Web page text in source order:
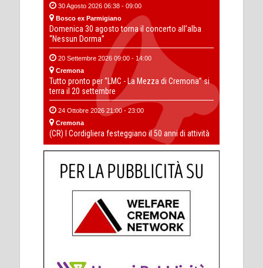
30 Agosto 2026 06:38 - 09:00
Bosco ex Parmigiano
Domenica 30 agosto torna il concerto all’alba
“Nessun Dorma”
20 Settembre 2026 09:00 - 14:00
Cremona
Tutto pronto per “LMC - La Mezza di Cremona” si
terra il 20 settembre
24 Ottobre 2026 21:00 - 23:00
Cremona
(CR) I Cordigliera festeggiano il 50 anni di attività